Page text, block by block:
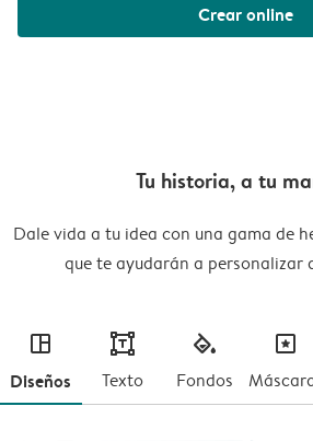
Crear online
Tu historia, a tu
Dale vida a tu idea con una gama de
que te ayudarán a personalizar
layout
Diseños
text
Texto
fill
Fondos
masks